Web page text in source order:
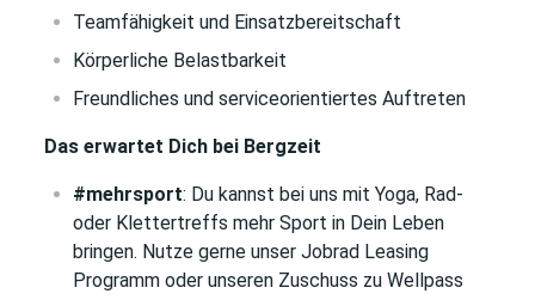
Teamfähigkeit und Einsatzbereitschaft
Körperliche Belastbarkeit
Freundliches und serviceorientiertes Auftreten
Das erwartet Dich bei Bergzeit
#mehrsport: Du kannst bei uns mit Yoga, Rad-
oder Klettertreffs mehr Sport in Dein Leben
bringen. Nutze gerne unser Jobrad Leasing
Programm oder unseren Zuschuss zu Wellpass